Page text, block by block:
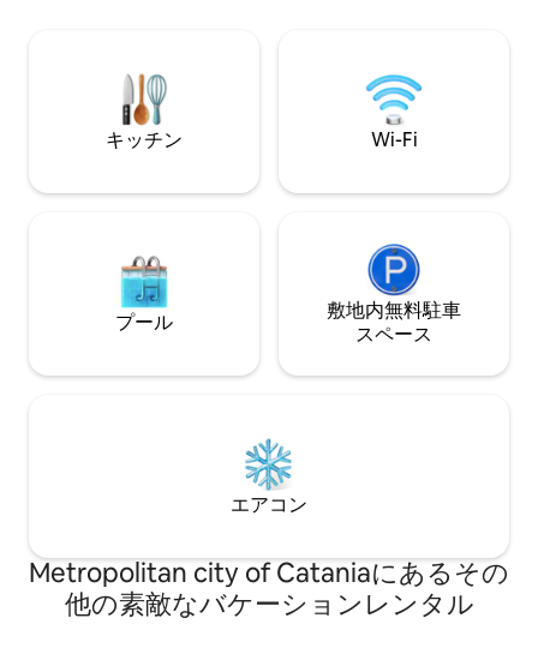
で全面改装されています。
キッチン Wi-Fi
プール
敷地内無料駐⁠車
ス⁠ペ⁠ー⁠ス
エアコン
Metropolitan city of Cataniaにあるその
他の素敵なバケーションレンタル